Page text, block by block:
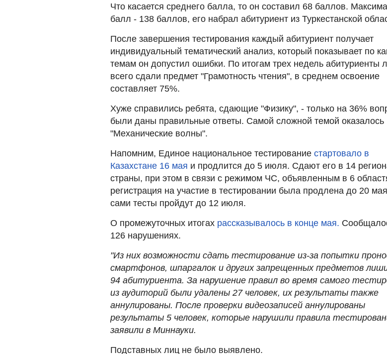
Что касается среднего балла, то он составил 68 баллов.
балл - 138 баллов, его набрал абитуриент из Туркестанской
После завершения тестирования каждый абитуриент получает
индивидуальный тематический анализ, который показывает по
темам он допустил ошибки. По итогам трех недель абитуриенты
всего сдали предмет "Грамотность чтения", в среднем освоение
составляет 75%.
Хуже справились ребята, сдающие "Физику", - только на 36%
были даны правильные ответы. Самой сложной темой оказалось
"Механические волны".
Напомним, Единое национальное тестирование стартовало в
Казахстане 16 мая и продлится до 5 июля. Сдают его в 14
страны, при этом в связи с режимом ЧС, объявленным в 6
регистрация на участие в тестировании была продлена до 20
сами тесты пройдут до 12 июля.
О промежуточных итогах рассказывалось в конце мая.
126 нарушениях.
"Из них возможности сдать тестирование из-за попытки
смартфонов, шпаргалок и других запрещенных предметов
94 абитуриента. За нарушение правил во время самого
из аудиторий были удалены 27 человек, их результаты также
аннулированы. После проверки видеозаписей аннулированы
результаты 5 человек, которые нарушили правила
заявили в Миннауки.
Подставных лиц не было выявлено.